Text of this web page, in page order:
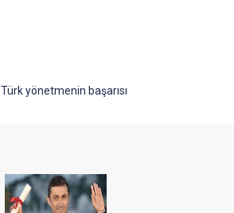
Türk yönetmenin başarısı